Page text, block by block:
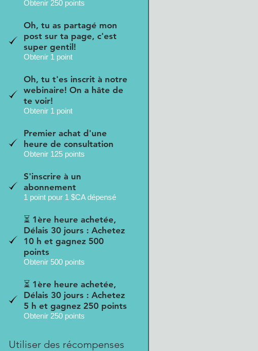
Obtenir 250 points
Oh, tu as partagé mon
post sur ta page, c'est
super gentil!
Obtenir 1 point
Oh, tu t'es inscrit à notre
webinaire! On a hâte de
te voir!
Obtenir 1 point
Premier achat d'une
heure de consultation
Obtenir 125 points
S'inscrire à un
abonnement
1 point pour 1 $CA dépensé
⏳ 1ère heure achetée,
Délais 30 jours : Achetez
10 h et gagnez 500
points
Obtenir 500 points
⏳ 1ère heure achetée,
Délais 30 jours : Achetez
5 h et gagnez 250 points
Obtenir 250 points
Utiliser des récompenses